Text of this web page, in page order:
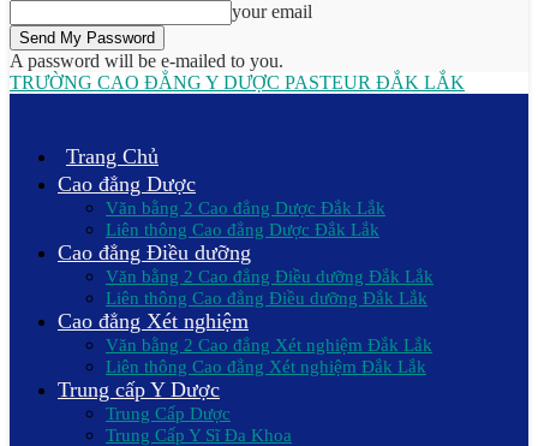
your email
A password will be e-mailed to you.
TRƯỜNG CAO ĐẲNG Y DƯỢC PASTEUR ĐẮK LẮK
Trang Chủ
Cao đẳng Dược
Văn bằng 2 Cao đẳng Dược Đắk Lắk
Liên thông Cao đẳng Dược Đắk Lắk
Cao đẳng Điều dưỡng
Văn bằng 2 Cao đẳng Điều dưỡng Đắk Lắk
Liên thông Cao đẳng Điều dưỡng Đắk Lắk
Cao đẳng Xét nghiệm
Văn bằng 2 Cao đẳng Xét nghiệm Đắk Lắk
Liên thông Cao đẳng Xét nghiệm Đắk Lắk
Trung cấp Y Dược
Trung Cấp Dược
Trung Cấp Y Sĩ Đa Khoa